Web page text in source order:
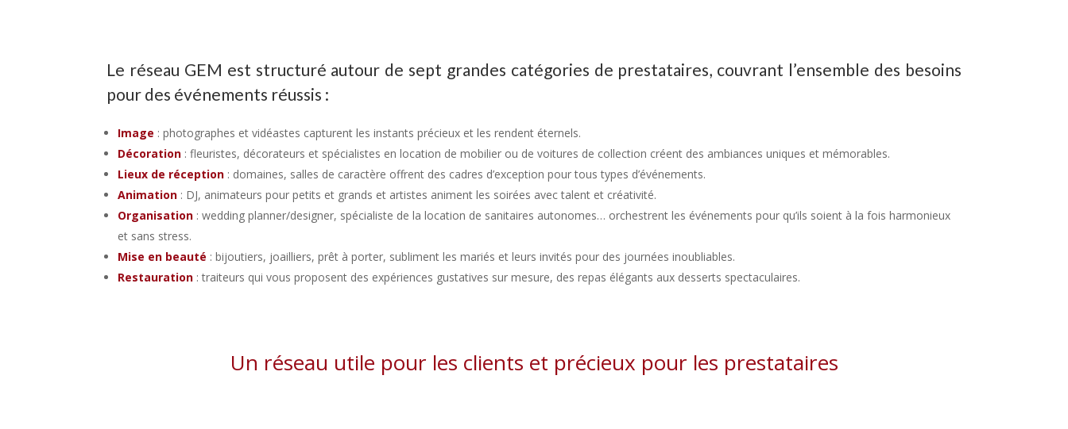
Le réseau GEM est structuré autour de sept grandes catégories de prestataires, couvrant l’ensemble des besoins
pour des événements réussis :
Image : photographes et vidéastes capturent les instants précieux et les rendent éternels.
Décoration : fleuristes, décorateurs et spécialistes en location de mobilier ou de voitures de collection créent des ambiances uniques et mémorables.
Lieux de réception : domaines, salles de caractère offrent des cadres d’exception pour tous types d’événements.
Animation : DJ, animateurs pour petits et grands et artistes animent les soirées avec talent et créativité.
Organisation : wedding planner/designer, spécialiste de la location de sanitaires autonomes… orchestrent les événements pour qu’ils soient à la fois harmonieux
et sans stress.
Mise en beauté : bijoutiers, joailliers, prêt à porter, subliment les mariés et leurs invités pour des journées inoubliables.
Restauration : traiteurs qui vous proposent des expériences gustatives sur mesure, des repas élégants aux desserts spectaculaires.
Un réseau utile pour les clients et précieux pour les prestataires